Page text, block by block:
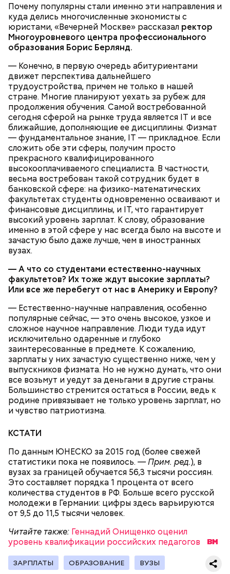
Почему популярны стали именно эти направления и
куда делись многочисленные экономисты с
юристами, «Вечерней Москве» рассказал ректор
Многоуровневого центра профессионального
образования Борис Берлянд.
— Конечно, в первую очередь абитуриентами
движет перспектива дальнейшего
трудоустройства, причем не только в нашей
стране. Многие планируют уехать за рубеж для
продолжения обучения. Самой востребованной
сегодня сферой на рынке труда является IT и все
ближайшие, дополняющие ее дисциплины. Физмат
— фундаментальное знание, IT — прикладное. Если
сложить обе эти сферы, получим просто
прекрасного квалифицированного
высокооплачиваемого специалиста. В частности,
весьма востребован такой сотрудник будет в
банковской сфере: на физико-математических
факультетах студенты одновременно осваивают и
финансовые дисциплины, и IT, что гарантирует
высокий уровень зарплат. К слову, образование
именно в этой сфере у нас всегда было на высоте и
зачастую было даже лучше, чем в иностранных
вузах.
— А что со студентами естественно-научных
факультетов? Их тоже ждут высокие зарплаты?
Или все же перебегут от нас в Америку и Европу?
— Естественно-научные направления, особенно
популярные сейчас, — это очень высокое, узкое и
сложное научное направление. Люди туда идут
исключительно одаренные и глубоко
заинтересованные в предмете. К сожалению,
зарплаты у них зачастую существенно ниже, чем у
выпускников физмата. Но не нужно думать, что они
все возьмут и уедут за деньгами в другие страны.
Большинство стремится остаться в России, ведь к
родине привязывает не только уровень зарплат, но
и чувство патриотизма.
КСТАТИ
По данным ЮНЕСКО за 2015 год (более свежей
статистики пока не появилось. — Прим. ред.), в
вузах за границей обучается 56,3 тысячи россиян.
Это составляет порядка 1 процента от всего
количества студентов в РФ. Больше всего русской
молодежи в Германии: цифры здесь варьируются
от 9,5 до 11,5 тысячи человек.
Читайте также: Геннадий Онищенко оценил
уровень квалификации российских педагогов
ЗАРПЛАТЫ ОБРАЗОВАНИЕ ВУЗЫ
А еще, удержав меч палача, святой Николай спас от
корыстолюбивым градоначальником.
За свою земную жизнь он совершил множество
добрых дел во славу Божию.
Святитель Николай дожил до глубокой старости и
скончался в середине IV века. По церковному
преданию, мощи святого сохранились нетленными
и источали чудесное миро, от которого исцелилось
множество людей. В 1087 году мощи Николая
Угодника были перенесены в итальянский город
Бар (Бари), где находятся и поныне.
2-3 картофелины,
1 некрупное яблоко,
1 некрупный помидор,
салатная заправка.
Очищенный сырой салатный сельдерей
нашинковать соломкой. Яблоки очистить от
кожицы и семян, нарезать ломтиками. Так же
нарезать вареный картофель. Продукты
перемешать, полить салатной заправкой, выложить
в салатник горкой и украсить веточками
сельдерея, кусочками свежих помидоров и
ломтиками яблок.
Кабачки в овощном соусе